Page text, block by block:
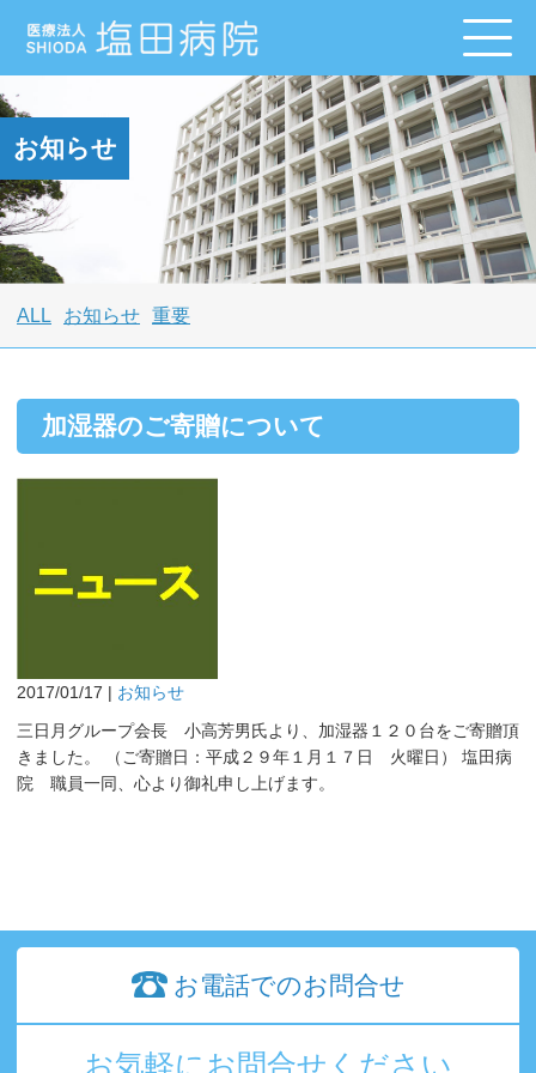
お知らせ
ALL お知らせ 重要
加湿器のご寄贈について
2017/01/17 | お知らせ
三日月グループ会長 小高芳男氏より、加湿器１２０台をご寄贈頂
きました。 （ご寄贈日：平成２９年１月１７日 火曜日） 塩田病
院 職員一同、心より御礼申し上げます。
お電話でのお問合せ
お気軽にお問合せください